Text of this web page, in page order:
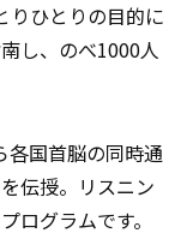
りひとりの目的に
し、のべ1000人
各国首脳の同時通
伝授。リスニン
ログラムです。